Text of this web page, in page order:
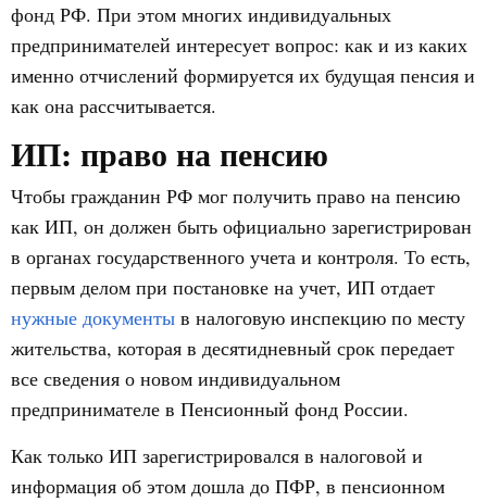
фонд РФ. При этом многих индивидуальных
предпринимателей интересует вопрос: как и из каких
именно отчислений формируется их будущая пенсия и
как она рассчитывается.
ИП: право на пенсию
Чтобы гражданин РФ мог получить право на пенсию
как ИП, он должен быть официально зарегистрирован
в органах государственного учета и контроля. То есть,
первым делом при постановке на учет, ИП отдает
нужные документы в налоговую инспекцию по месту
жительства, которая в десятидневный срок передает
все сведения о новом индивидуальном
предпринимателе в Пенсионный фонд России.
Как только ИП зарегистрировался в налоговой и
информация об этом дошла до ПФР, в пенсионном